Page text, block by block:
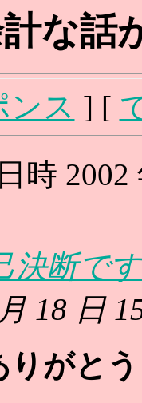
な話
ンス ] [
日時
決断で
18 日
りがと